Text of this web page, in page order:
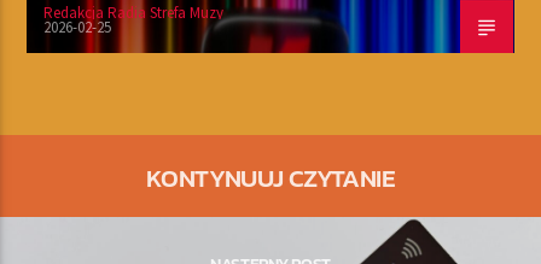
Redakcja Radia Strefa Muzy
2026-02-25
KONTYNUUJ CZYTANIE